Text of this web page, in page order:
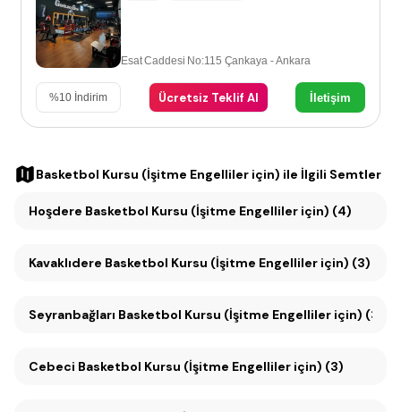
Esat Caddesi No:115 Çankaya - Ankara
%10 İndirim Ücretsiz Teklif Al İletişim
Basketbol Kursu (İşitme Engelliler için) ile İlgili Semtler
Hoşdere Basketbol Kursu (İşitme Engelliler için) (4)
Kavaklıdere Basketbol Kursu (İşitme Engelliler için) (3)
Seyranbağları Basketbol Kursu (İşitme Engelliler için) (3)
Cebeci Basketbol Kursu (İşitme Engelliler için) (3)